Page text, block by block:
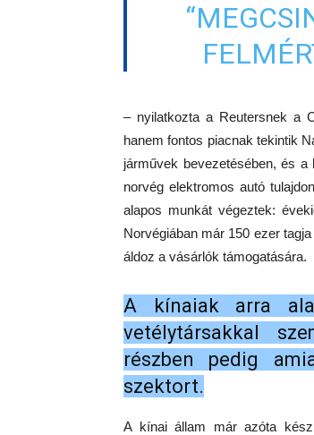
– nyilatkozta a Reutersnek a
hanem fontos piacnak tekintik
járművek bevezetésében, és
norvég elektromos autó
alapos munkát végeztek:
Norvégiában már 150 ezer
áldoz a vásárlók támogatására.
A kínaiak arra
vetélytársakkal
részben pedig
szektort.
A kínai állam már azóta